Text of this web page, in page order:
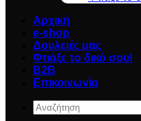
Αρχική
e-shop
Δουλειές μας
Φτιάξε το δικό σου!
B2B
Επικοινωνία
Αναζήτηση
για: